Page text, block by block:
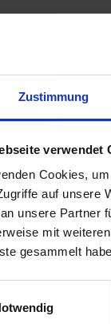
Zustimmung
verwendet
Cookies,
auf unsere
unsere Partner
mit
gesammelt
gut
/ 25kg
& Co.KG